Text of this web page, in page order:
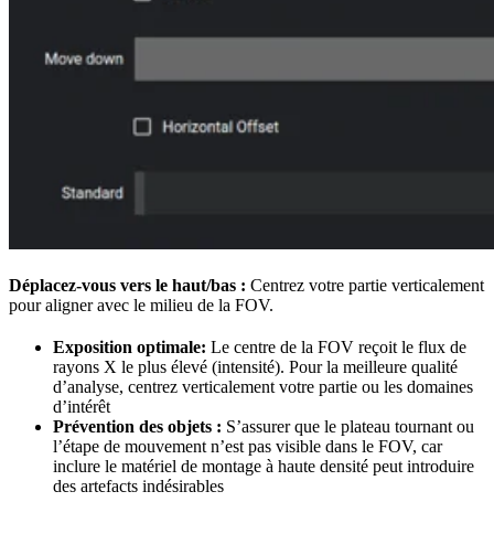
Déplacez-vous vers le haut/bas : Centrez votre partie verticalement
pour aligner avec le milieu de la FOV.
Exposition optimale: Le centre de la FOV reçoit le flux de
rayons X le plus élevé (intensité). Pour la meilleure qualité
d’analyse, centrez verticalement votre partie ou les domaines
d’intérêt
Prévention des objets : S’assurer que le plateau tournant ou
l’étape de mouvement n’est pas visible dans le FOV, car
inclure le matériel de montage à haute densité peut introduire
des artefacts indésirables